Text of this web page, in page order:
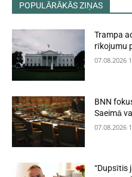
POPULĀRĀKĀS ZIŅAS
Trampa
rīkojumu
07.08.2026
BNN
Saeimā
07.08.2026
“Dupsītis